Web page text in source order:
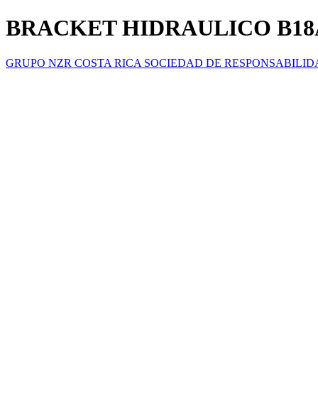
BRACKET HIDRAULICO
GRUPO NZR COSTA RICA SOCIEDAD DE